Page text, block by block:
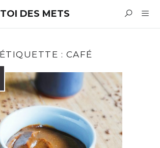
DES METS
ÉTIQUETTE : CAFÉ